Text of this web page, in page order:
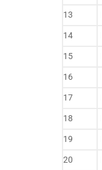
13
14
15
16
17
18
19
20